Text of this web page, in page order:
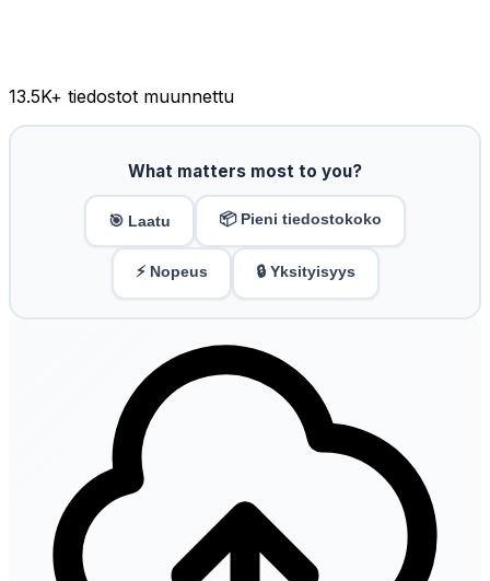
13.5K+ tiedostot muunnettu
What matters most to you?
🎯 Laatu 📦 Pieni tiedostokoko
⚡ Nopeus 🔒 Yksityisyys